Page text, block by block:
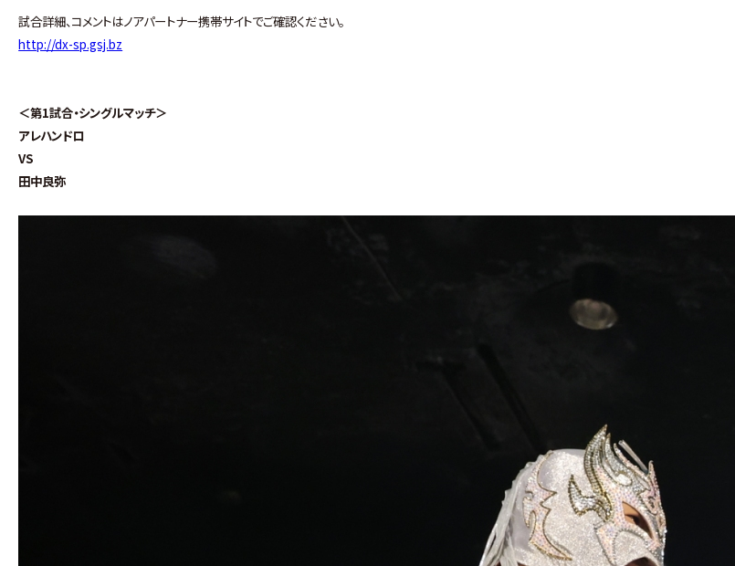
試合詳細、コメントはノアパートナー携帯サイトでご確認ください。
http://dx-sp.gsj.bz
＜第1試合・シングルマッチ＞
アレハンドロ
VS
田中良弥